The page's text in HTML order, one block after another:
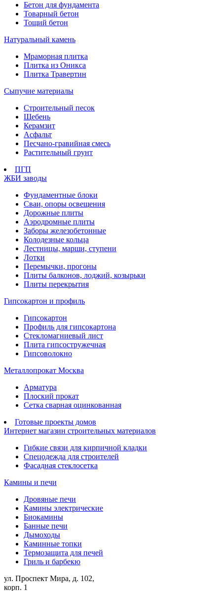
Бетон для фундамента
Товарный бетон
Тощий бетон
Натуральный камень
Мраморная плитка
Плитка из Оникса
Плитка Травертин
Сыпучие материалы
Строительный песок
Щебень
Керамзит
Асфальт
Песчано-гравийная смесь
Растительный грунт
ПГП
ЖБИ заводы
Фундаментные блоки
Сваи, опоры освещения
Дорожные плиты
Аэродромные плиты
Заборы железобетонные
Колодезные кольца
Лестницы, марши, ступени
Лотки
Перемычки, прогоны
Плиты балконов, лоджий, козырьки
Плиты перекрытия
Гипсокартон и профиль
Гипсокартон
Профиль для гипсокартона
Стекломагниевый лист
Плита гипсостружечная
Гипсоволокно
Металлопрокат Москва
Арматура
Плоский прокат
Сетка сварная оцинкованная
Готовые проекты домов
Интернет магазин строительных материалов
Гибкие связи для кирпичной кладки
Спецодежда для строителей
Фасадная стеклосетка
Камины и печи
Дровяные печи
Камины электрические
Биокамины
Банные печи
Дымоходы
Каминные топки
Термозащита для печей
Гриль и барбекю
ул. Проспект Мира, д. 102,
корп. 1